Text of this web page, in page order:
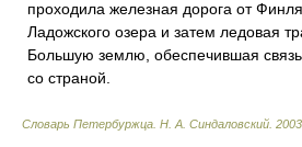
проходила железная дорога от
Ладожского озера и затем ледовая
Большую землю, обеспечившая
со страной.
Словарь Петербуржца Н. А. Синдаловский 2003